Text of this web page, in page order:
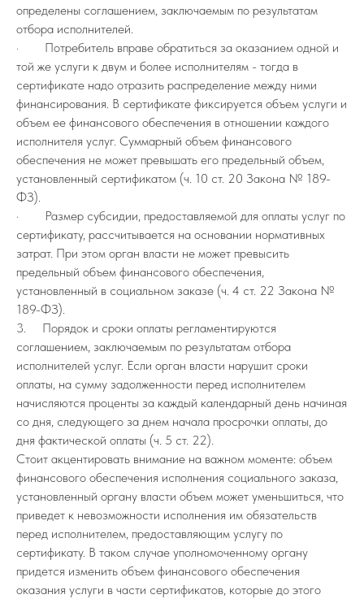
определены соглашением, заключаемым по результатам
отбора исполнителей.
· Потребитель вправе обратиться за оказанием одной и
той же услуги к двум и более исполнителям - тогда в
сертификате надо отразить распределение между ними
финансирования. В сертификате фиксируется объем услуги и
объем ее финансового обеспечения в отношении каждого
исполнителя услуг. Суммарный объем финансового
обеспечения не может превышать его предельный объем,
установленный сертификатом (ч. 10 ст. 20 Закона № 189-
ФЗ).
· Размер субсидии, предоставляемой для оплаты услуг по
сертификату, рассчитывается на основании нормативных
затрат. При этом орган власти не может превысить
предельный объем финансового обеспечения,
установленный в социальном заказе (ч. 4 ст. 22 Закона №
189-ФЗ).
3. Порядок и сроки оплаты регламентируются
соглашением, заключаемым по результатам отбора
исполнителей услуг. Если орган власти нарушит сроки
оплаты, на сумму задолженности перед исполнителем
начисляются проценты за каждый календарный день начиная
со дня, следующего за днем начала просрочки оплаты, до
дня фактической оплаты (ч. 5 ст. 22).
Стоит акцентировать внимание на важном моменте: объем
финансового обеспечения исполнения социального заказа,
установленный органу власти объем может уменьшиться, что
приведет к невозможности исполнения им обязательств
перед исполнителем, предоставляющим услугу по
сертификату. В таком случае уполномоченному органу
придется изменить объем финансового обеспечения
оказания услуги в части сертификатов, которые до этого